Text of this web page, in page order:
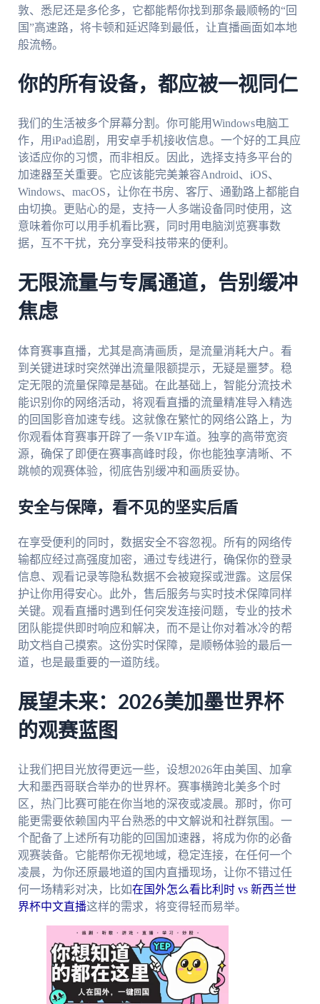
敦、悉尼还是多伦多，它都能帮你找到那条最顺畅的“回
国”高速路，将卡顿和延迟降到最低，让直播画面如本地
般流畅。
你的所有设备，都应被一视同仁
我们的生活被多个屏幕分割。你可能用Windows电脑工
作，用iPad追剧，用安卓手机接收信息。一个好的工具应
该适应你的习惯，而非相反。因此，选择支持多平台的
加速器至关重要。它应该能完美兼容Android、iOS、
Windows、macOS，让你在书房、客厅、通勤路上都能自
由切换。更贴心的是，支持一人多端设备同时使用，这
意味着你可以用手机看比赛，同时用电脑浏览赛事数
据，互不干扰，充分享受科技带来的便利。
无限流量与专属通道，告别缓冲
焦虑
体育赛事直播，尤其是高清画质，是流量消耗大户。看
到关键进球时突然弹出流量限额提示，无疑是噩梦。稳
定无限的流量保障是基础。在此基础上，智能分流技术
能识别你的网络活动，将观看直播的流量精准导入精选
的回国影音加速专线。这就像在繁忙的网络公路上，为
你观看体育赛事开辟了一条VIP车道。独享的高带宽资
源，确保了即便在赛事高峰时段，你也能独享清晰、不
跳帧的观赛体验，彻底告别缓冲和画质妥协。
安全与保障，看不见的坚实后盾
在享受便利的同时，数据安全不容忽视。所有的网络传
输都应经过高强度加密，通过专线进行，确保你的登录
信息、观看记录等隐私数据不会被窥探或泄露。这层保
护让你用得安心。此外，售后服务与实时技术保障同样
关键。观看直播时遇到任何突发连接问题，专业的技术
团队能提供即时响应和解决，而不是让你对着冰冷的帮
助文档自己摸索。这份实时保障，是顺畅体验的最后一
道，也是最重要的一道防线。
展望未来：2026美加墨世界杯
的观赛蓝图
让我们把目光放得更远一些，设想2026年由美国、加拿
大和墨西哥联合举办的世界杯。赛事横跨北美多个时
区，热门比赛可能在你当地的深夜或凌晨。那时，你可
能更需要依赖国内平台熟悉的中文解说和社群氛围。一
个配备了上述所有功能的回国加速器，将成为你的必备
观赛装备。它能帮你无视地域，稳定连接，在任何一个
凌晨，为你还原最地道的国内直播现场，让你不错过任
何一场精彩对决，比如在国外怎么看比利时 vs 新西兰世
界杯中文直播这样的需求，将变得轻而易举。